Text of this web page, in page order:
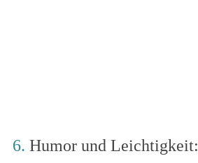
6. Humor und Leichtigkeit: